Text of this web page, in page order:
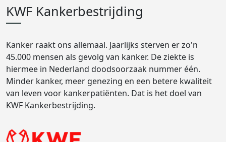
KWF Kankerbestrijding
Kanker raakt ons allemaal. Jaarlijks sterven er zo'n
45.000 mensen als gevolg van kanker. De ziekte is
hiermee in Nederland doodsoorzaak nummer één.
Minder kanker, meer genezing en een betere kwaliteit
van leven voor kankerpatiënten. Dat is het doel van
KWF Kankerbestrijding.